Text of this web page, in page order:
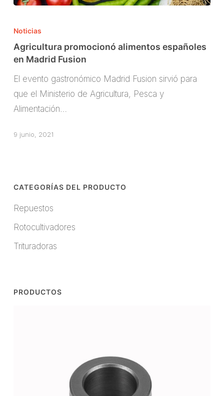
promocionó
alimentos
españoles
Noticias
Agricultura promocionó alimentos españoles
en Madrid Fusion
El evento gastronómico Madrid Fusion sirvió para
que el Ministerio de Agricultura, Pesca y
Alimentación…
9 junio, 2021
CATEGORÍAS DEL PRODUCTO
Repuestos
Rotocultivadores
Trituradoras
PRODUCTOS